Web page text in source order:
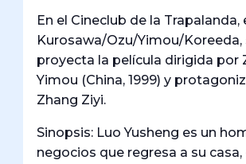
En el Cineclub de la Trapalanda,
Kurosawa/Ozu/Yimou/Koreeda,
proyecta la película dirigida por
Yimou (China, 1999) y
Zhang Ziyi.
Sinopsis: Luo Yusheng es un
negocios que regresa a su